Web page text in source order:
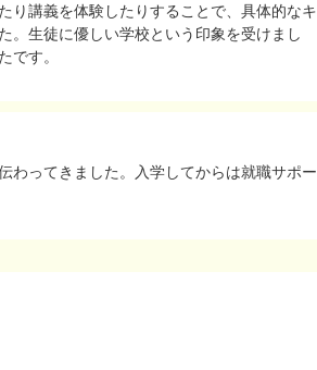
り講義を体験したりすることで、具体的なキ
。生徒に優しい学校という印象を受けまし
です。
わってきました。入学してからは就職サポー